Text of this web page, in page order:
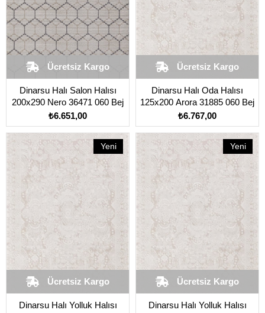
Dinarsu Halı Salon Halısı
200x290 Nero 36471 060 Bej
₺6.651,00
Ücretsiz Kargo
Dinarsu Halı Oda Halısı
125x200 Arora 31885 060 Bej
₺6.767,00
Ücretsiz Kargo
Dinarsu Halı Yolluk Halısı
Ücretsiz Kargo
Yeni
Ürün
Dinarsu Halı Yolluk Halısı
Ücretsiz Kargo
Yeni
Ürün